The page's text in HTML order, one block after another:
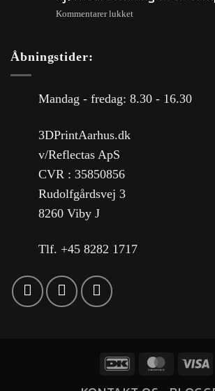
Kommentarer lukket
Åbningstider:
Mandag - fredag: 8.30 - 16.30
3DPrintAarhus.dk
v/Reflectas ApS
CVR : 35850856
Rudolfgårdsvej 3
8260 Viby J
Tlf. +45 8282 1717